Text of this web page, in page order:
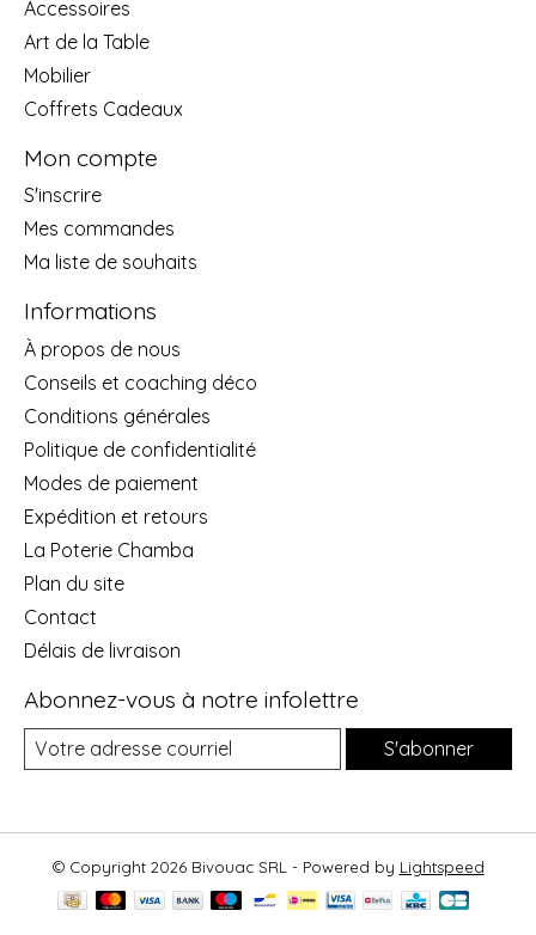
Accessoires
Art de la Table
Mobilier
Coffrets Cadeaux
Mon compte
S'inscrire
Mes commandes
Ma liste de souhaits
Informations
À propos de nous
Conseils et coaching déco
Conditions générales
Politique de confidentialité
Modes de paiement
Expédition et retours
La Poterie Chamba
Plan du site
Contact
Délais de livraison
Abonnez-vous à notre infolettre
S'abonner
© Copyright 2026 Bivouac SRL - Powered by Lightspeed